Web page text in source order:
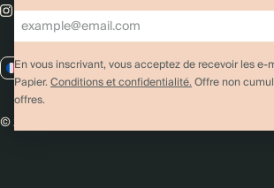
En vous inscrivant, vous acceptez de recevoir les
Papier.Conditions et confidentialité.Offre non
offres.
FR / EUR
© 2026 Papier